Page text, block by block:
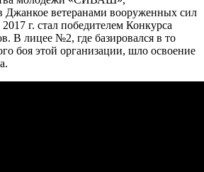
Джанкое ветеранами вооруженных сил
г. стал победителем Конкурса
В лицее №2, где базировался в то
боя этой организации, шло освоение